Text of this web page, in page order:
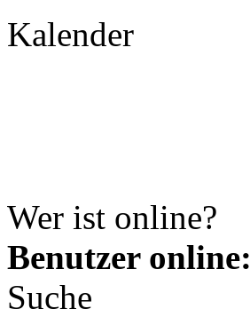
Kalender
Wer ist online?
Benutzer online:
Suche